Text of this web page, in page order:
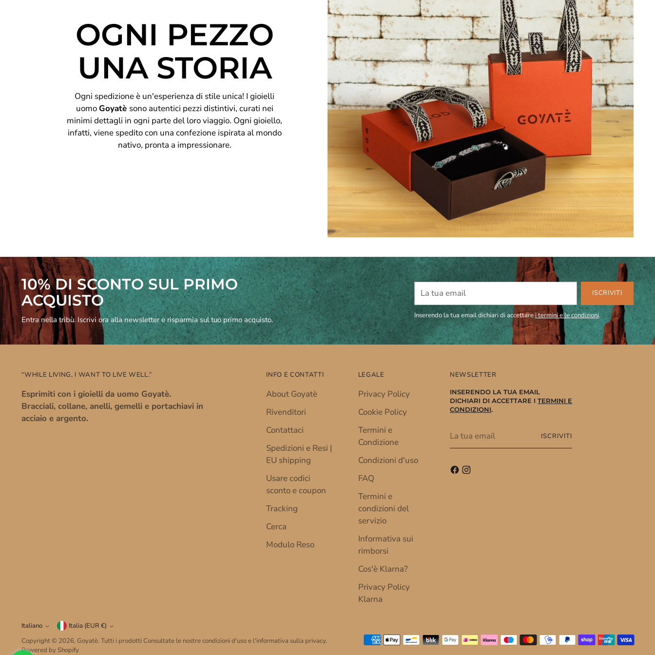
OGNI PEZZO
UNA STORIA
Ogni spedizione è un'esperienza di stile unica! I gioielli
uomo Goyatè sono autentici pezzi distintivi, curati nei
minimi dettagli in ogni parte del loro viaggio. Ogni gioiello,
infatti, viene spedito con una confezione ispirata al mondo
nativo, pronta a impressionare.
10% DI SCONTO SUL PRIMO
ACQUISTO
Entra nella tribù. Iscrivi ora alla newsletter e risparmia sul tuo primo acquisto.
La
tua
email
ISCRIVITI
Inserendo la tua email dichiari di accettarei termini e le condizioni.
“WHILE LIVING, I WANT TO LIVE WELL.”
Esprimiti con i gioielli da uomo Goyatè.
Bracciali, collane, anelli, gemelli e portachiavi in
acciaio e argento.
INFO E CONTATTI
About Goyatè
Rivenditori
Contattaci
Spedizioni e Resi |
EU shipping
Usare codici
sconto e coupon
Tracking
Cerca
Modulo Reso
LEGALE
Privacy Policy
Cookie Policy
Termini e
Condizione
Condizioni d'uso
FAQ
Termini e
condizioni del
servizio
Informativa sui
rimborsi
Cos'è Klarna?
Privacy Policy
Klarna
NEWSLETTER
INSERENDO LA TUA EMAIL
DICHIARI DI ACCETTARE ITERMINI E
CONDIZIONI.
tua
ISCRIVITI
Lingua
Italiano Valuta
Italia (EUR €)
Copyright © 2026, Goyatè. Tutti i prodotti Consultate le nostre condizioni d'uso e l'informativa sulla privacy.
Powered by Shopify